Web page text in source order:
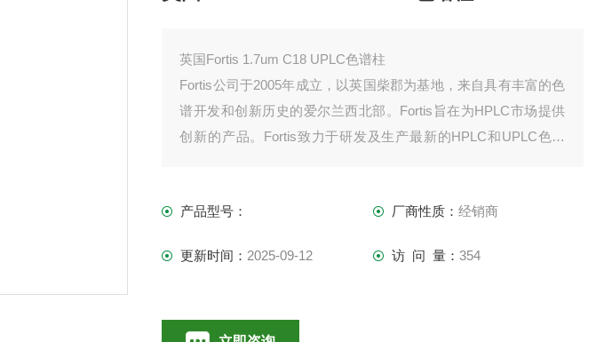
英国Fortis 1.7um C18 UPLC色谱柱
Fortis公司于2005年成立，以英国柴郡为基地，来自具有丰富的色
谱开发和创新历史的爱尔兰西北部。Fortis旨在为HPLC市场提供
创新的产品。Fortis致力于研发及生产最新的HPLC和UPLC色谱
产品型号：
厂商性质： 经销商
更新时间： 2025-09-12 访 问 量： 354